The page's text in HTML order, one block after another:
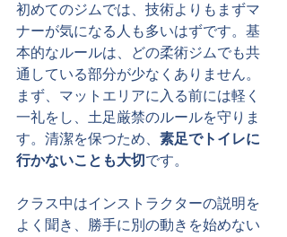
初めてのジムでは、技術よりもまずマ
ナーが気になる人も多いはずです。基
本的なルールは、どの柔術ジムでも共
通している部分が少なくありません。
まず、マットエリアに入る前には軽く
一礼をし、土足厳禁のルールを守りま
す。清潔を保つため、 素足でトイレに
行かないことも大切です。
クラス中はインストラクターの説明を
よく聞き、勝手に別の動きを始めない